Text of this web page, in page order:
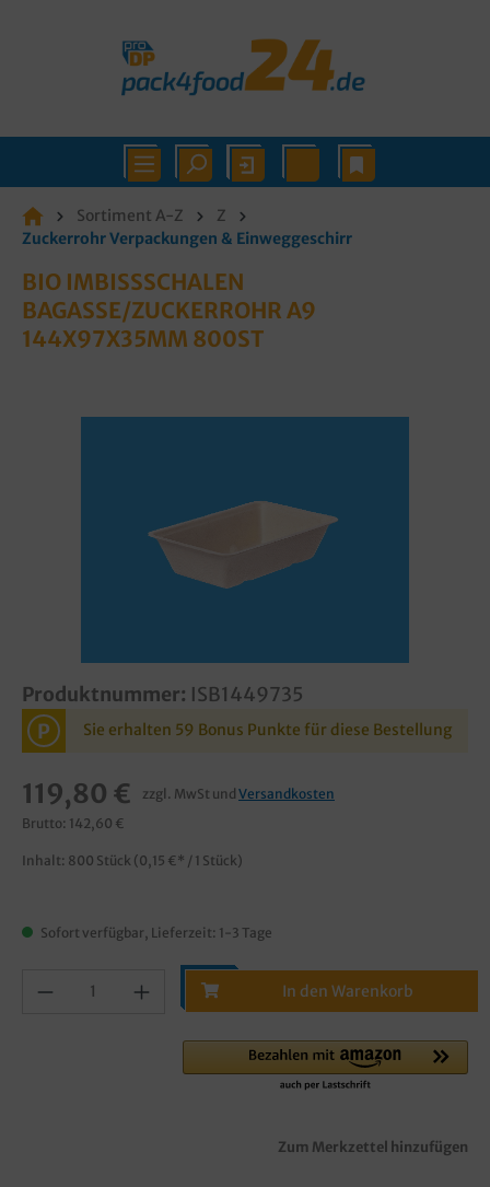
Sortiment A-Z
Z
Zuckerrohr Verpackungen & Einweggeschirr
BIO IMBISSSCHALEN
BAGASSE/ZUCKERROHR A9
144X97X35MM 800ST
Produktnummer: ISB1449735
P Sie erhalten 59 Bonus Punkte für diese Bestellung
119,80 € zzgl. MwSt und Versandkosten
Brutto: 142,60 €
Inhalt: 800 Stück (0,15 €* / 1 Stück)
Sofort verfügbar, Lieferzeit: 1-3 Tage
In den Warenkorb
Zum Merkzettel hinzufügen